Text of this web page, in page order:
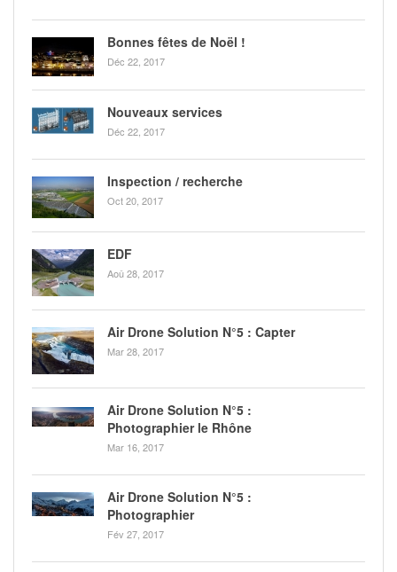
Bonnes fêtes de Noël !
Déc 22, 2017
Nouveaux services
Déc 22, 2017
Inspection / recherche
Oct 20, 2017
EDF
Aoû 28, 2017
Air Drone Solution N°5 : Capter
Mar 28, 2017
Air Drone Solution N°5 :
Photographier le Rhône
Mar 16, 2017
Air Drone Solution N°5 :
Photographier
Fév 27, 2017